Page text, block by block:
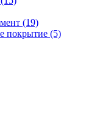
(19)
покрытие (5)